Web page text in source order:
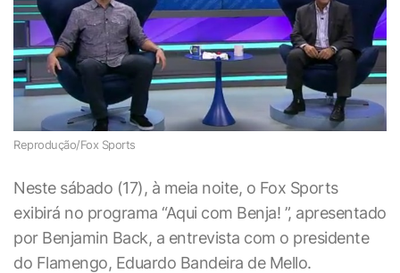
Reprodução/Fox Sports
Neste sábado (17), à meia noite, o Fox Sports
exibirá no programa “Aqui com Benja! ”, apresentado
por Benjamin Back, a entrevista com o presidente
do Flamengo, Eduardo Bandeira de Mello.